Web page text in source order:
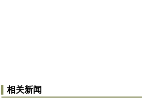
相关新闻